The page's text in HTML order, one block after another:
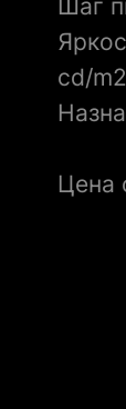
cd/m2
Цена